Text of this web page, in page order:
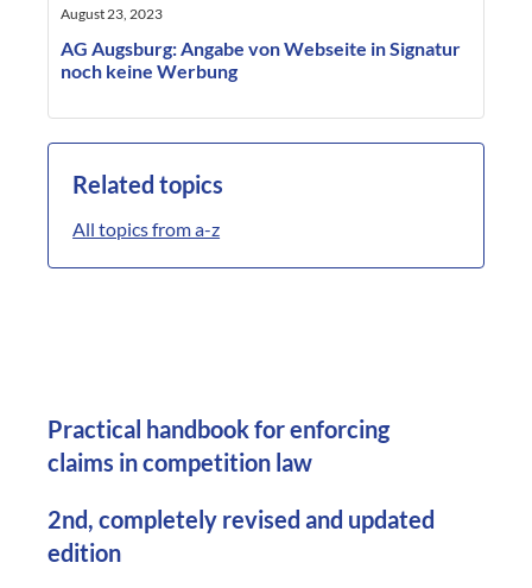
August 23, 2023
AG Augsburg: Angabe von Webseite in Signatur
noch keine Werbung
Related topics
All topics from a-z
Practical handbook for enforcing
claims in competition law
2nd, completely revised and updated
edition